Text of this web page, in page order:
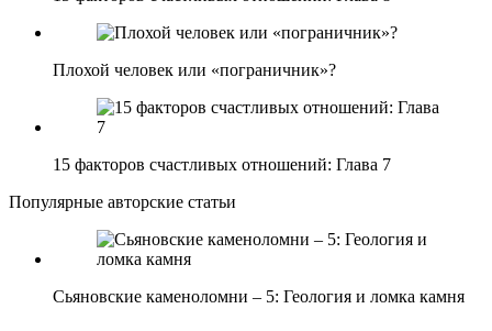
Плохой человек или «пограничник»?
15 факторов счастливых отношений: Глава 7
Популярные авторские статьи
Сьяновские каменоломни – 5: Геология и ломка камня